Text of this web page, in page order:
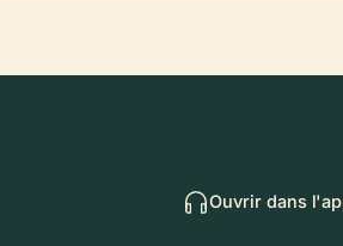
Ouvrir dans